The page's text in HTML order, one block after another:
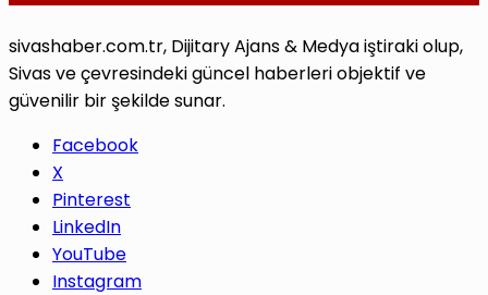
sivashaber.com.tr, Dijitary Ajans & Medya iştiraki olup,
Sivas ve çevresindeki güncel haberleri objektif ve
güvenilir bir şekilde sunar.
Facebook
X
Pinterest
LinkedIn
YouTube
Instagram